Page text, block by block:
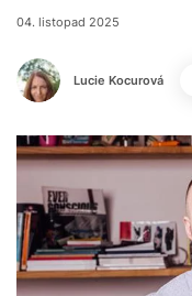
Lucie Kocurová
04. listopad 2025